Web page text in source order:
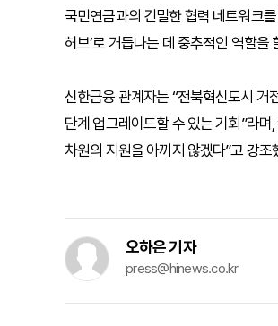
국민연금과의 긴밀한 협력 네트워크
허브’로 거듭나는 데 중추적인 역할을
신한금융 관계자는 “전북혁신도시 거
단계 업그레이드할 수 있는 기회”라
차원의 지원을 아끼지 않겠다”고 강조
오하은 기자
press@hinews.co.kr